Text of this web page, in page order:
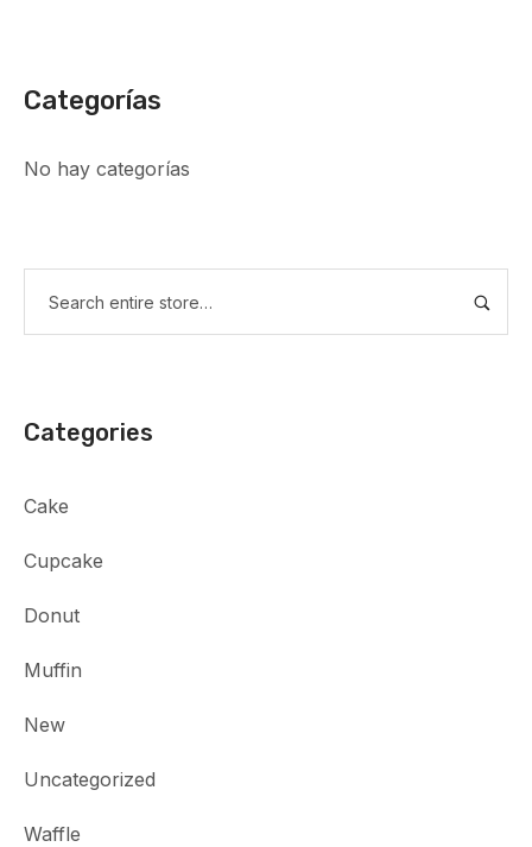
Categorías
No hay categorías
Categories
Cake
Cupcake
Donut
Muffin
New
Uncategorized
Waffle